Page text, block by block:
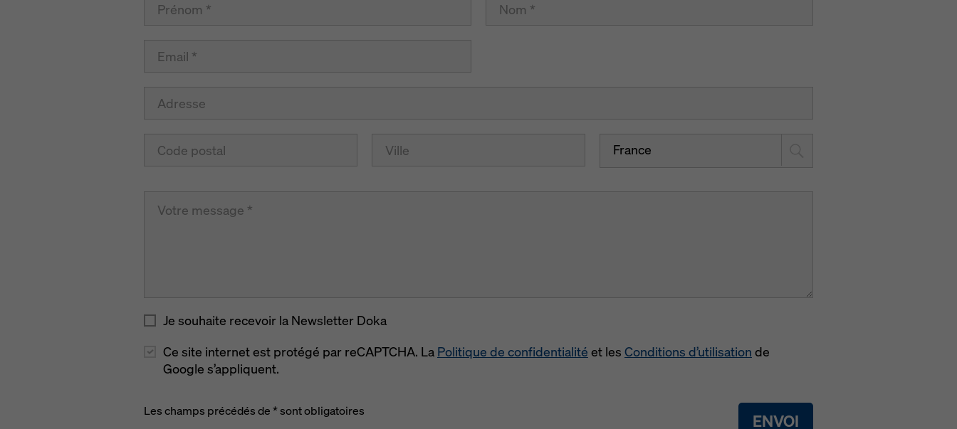
France
Je souhaite recevoir la Newsletter Doka
Ce site internet est protégé par reCAPTCHA. La Politique de confidentialité et les Conditions d’utilisation de
Google s’appliquent.
ENVOI
Les champs précédés de * sont obligatoires